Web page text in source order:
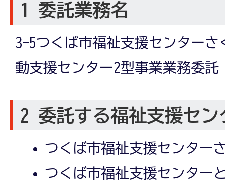
1 委託業務名
3-5つくば市福祉支援センターさ
動支援センター2型事業業務委託
2 委託する福祉支援セン
つくば市福祉支援センター
つくば市福祉支援センター